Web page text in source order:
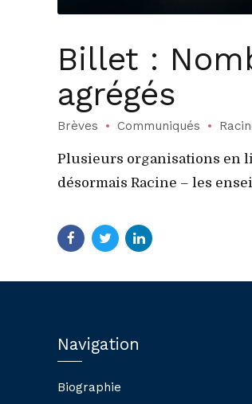
Billet :
agrégés
Brèves Communiqués
Plusieurs organisations en
désormais Racine – les
Navigation
Biographie